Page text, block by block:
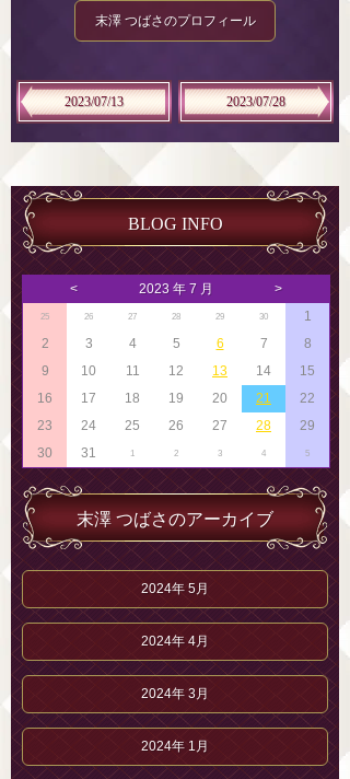
末澤 つばさのプロフィール
2023/07/13 2023/07/28
BLOG INFO
< 2023 年 7 月 >
25 26 27 28 29 30
1
2
3 4 5 6 7
8
9
10 11 12 13 14
15
16
17 18 19 20 21
22
23
24 25 26 27 28
29
30
31 1 2 3 4 5
末澤 つばさのアーカイブ
2024年 5月
2024年 4月
2024年 3月
2024年 1月